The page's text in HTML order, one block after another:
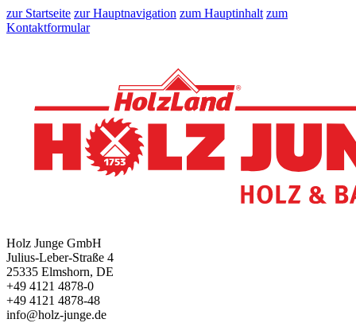
zur Startseite zur Hauptnavigation zum Hauptinhalt zum
Kontaktformular
Holz Junge GmbH
Julius-Leber-Straße 4
25335 Elmshorn, DE
+49 4121 4878-0
+49 4121 4878-48
info@holz-junge.de